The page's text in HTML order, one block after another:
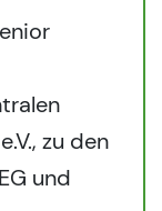
zu den
und